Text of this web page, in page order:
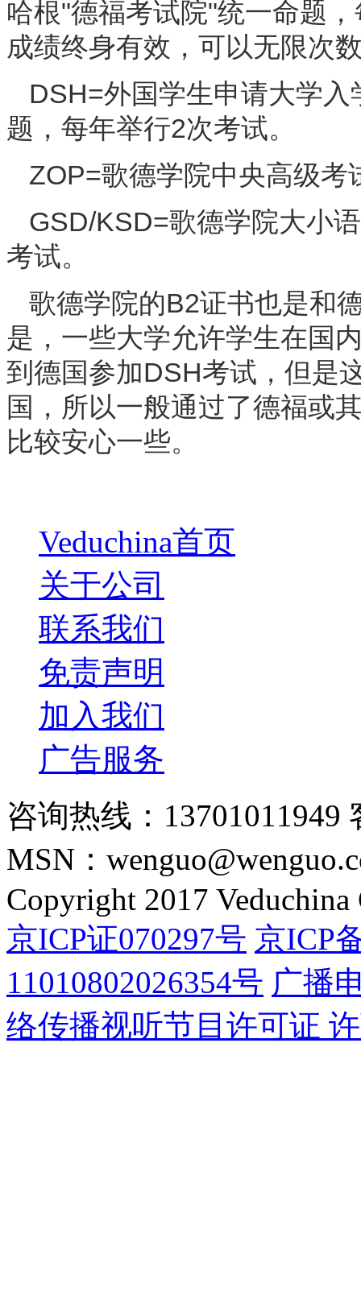
哈根"德福考试院"统一命题
成绩终身有效，可以无限次
DSH=外国学生申请大学
题，每年举行2次考试。
ZOP=歌德学院中央高级考
GSD/KSD=歌德学院大小
考试。
歌德学院的B2证书也是和
是，一些大学允许学生在国
到德国参加DSH考试，但是
国，所以一般通过了德福或
比较安心一些。
Veduchina首页
关于公司
联系我们
免责声明
加入我们
广告服务
咨询热线：13701011949
MSN：
Copyright 2017
京ICP证070297号 京ICP
11010802026354号 广播
络传播视听节目许可证